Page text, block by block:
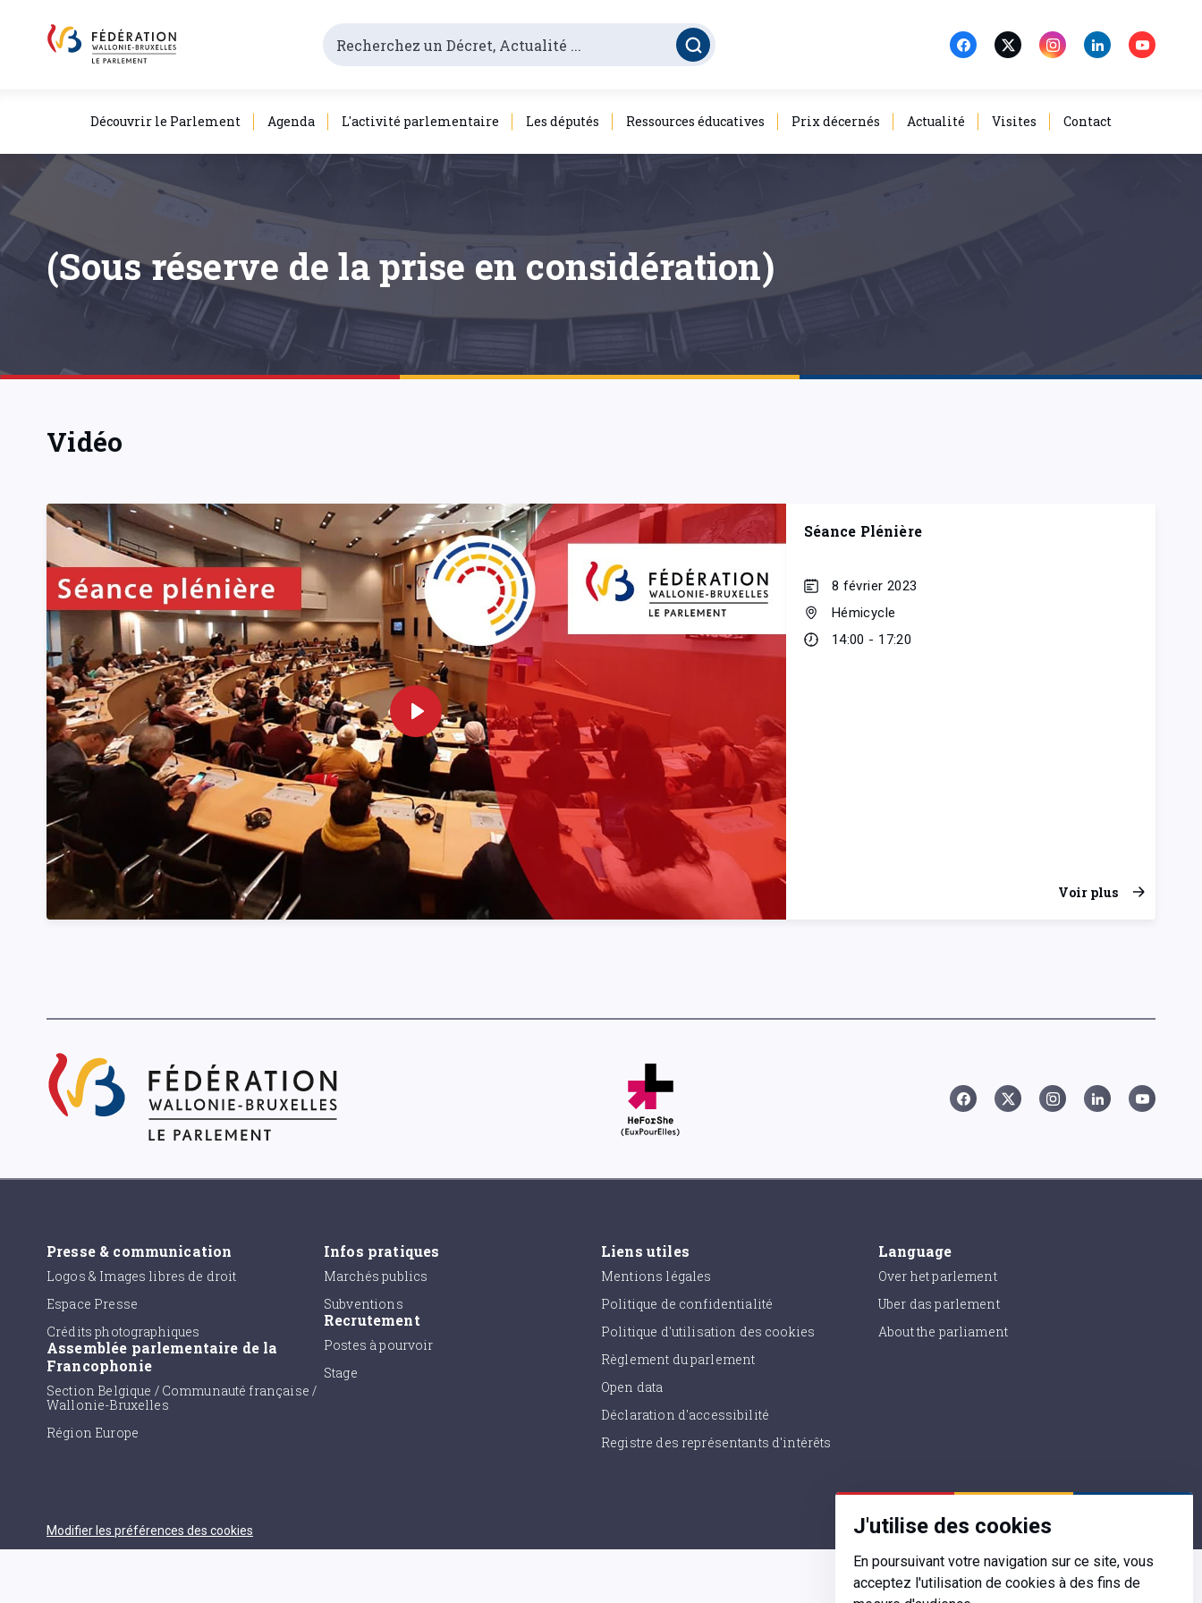
J'utilise des cookies
En poursuivant votre navigation sur ce site, vous
acceptez l'utilisation de cookies à des fins de
Découvrir le Parlement Agenda L'activité parlementaire Les députés Ressources éducatives Prix décernés Actualité Visites Contact
(Sous réserve de la prise en considération)
Vidéo
Séance Plénière
8 février 2023
Hémicycle
14:00 - 17:20
Voir plus
Presse & communication
Logos & Images libres de droit
Espace Presse
Crédits photographiques
Assemblée parlementaire de la
Francophonie
Section Belgique / Communauté française /
Wallonie-Bruxelles
Région Europe
Infos pratiques
Marchés publics
Subventions
Recrutement
Postes à pourvoir
Stage
Liens utiles
Mentions légales
Politique de confidentialité
Politique d'utilisation des cookies
Règlement du parlement
Open data
Déclaration d'accessibilité
Registre des représentants d'intérêts
Language
Over het parlement
Uber das parlement
About the parliament
Modifier les préférences des cookies